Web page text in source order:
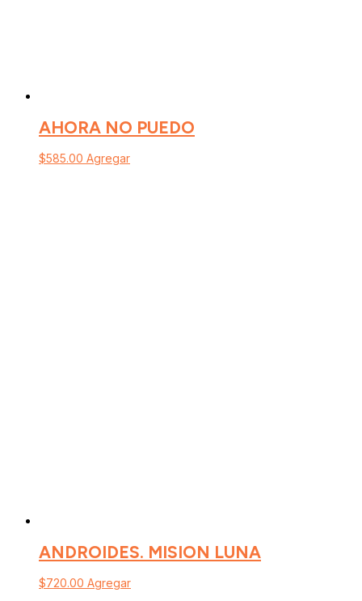
AHORA NO PUEDO
$585.00 Agregar
ANDROIDES. MISION LUNA
$720.00 Agregar